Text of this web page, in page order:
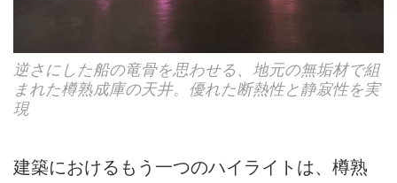
逆さにした船の竜骨を思わせる、地元の無垢材で組
まれた樽熟成庫の天井。優れた断熱性と静寂性を実
現
建築におけるもう一つのハイライトは、樽熟